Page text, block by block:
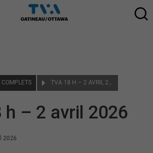
COMPLETS TVA 18 H – 2 AVRIL 2026
h – 2 avril 2026
2026